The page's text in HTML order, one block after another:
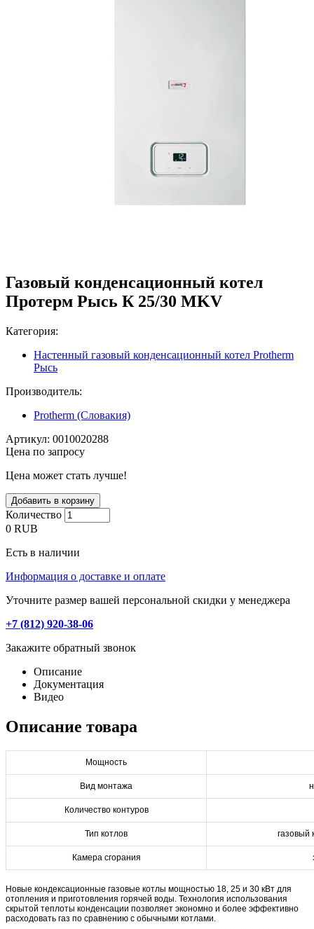
Газовый конденсационный котел
Протерм Рысь К 25/30 MKV
Категория:
Настенный газовый конденсационный котел Protherm
Рысь
Производитель:
Protherm (Словакия)
Артикул: 0010020288
Цена по запросу
Цена может стать лучше!
Количество
0 RUB
Есть в наличии
Информация о доставке и оплате
Уточните размер вашей персональной скидки у менеджера
+7 (812) 920-38-06
Закажите обратный звонок
Описание
Документация
Видео
Описание товара
Мощность
Вид монтажа
Количество контуров
Тип котлов газовый
Камера сгорания
Новые кондексационные газовые котлы мощностью 18, 25 и 30 кВт для
отопления и приготовления горячей воды. Технология использования
скрытой теплоты конденсации позволяет экономно и более эффективно
расходовать газ по сравнению с обычными котлами.